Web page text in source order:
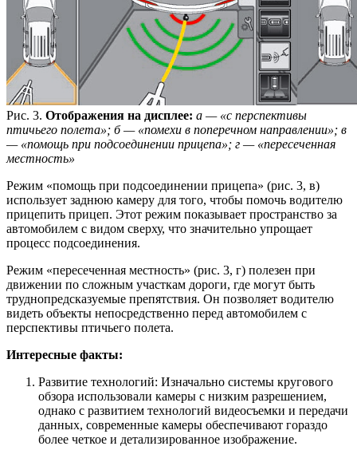
Рис. 3. Отображения на дисплее: а — «с перспективы
птичьего полета»; б — «помехи в поперечном направлении»; в
— «помощь при подсоединении прицепа»; г — «пересеченная
местность»
Режим «помощь при подсоединении прицепа» (рис. 3, в)
использует заднюю камеру для того, чтобы помочь водителю
прицепить прицеп. Этот режим показывает пространство за
автомобилем с видом сверху, что значительно упрощает
процесс подсоединения.
Режим «пересеченная местность» (рис. 3, г) полезен при
движении по сложным участкам дороги, где могут быть
труднопредсказуемые препятствия. Он позволяет водителю
видеть объекты непосредственно перед автомобилем с
перспективы птичьего полета.
Интересные факты:
Развитие технологий: Изначально системы кругового
обзора использовали камеры с низким разрешением,
однако с развитием технологий видеосъемки и передачи
данных, современные камеры обеспечивают гораздо
более четкое и детализированное изображение.